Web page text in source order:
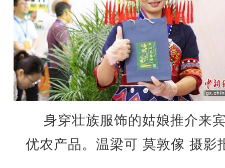
身穿壮族服饰的姑娘推介来
优农产品。温梁可 莫敦傢 摄影